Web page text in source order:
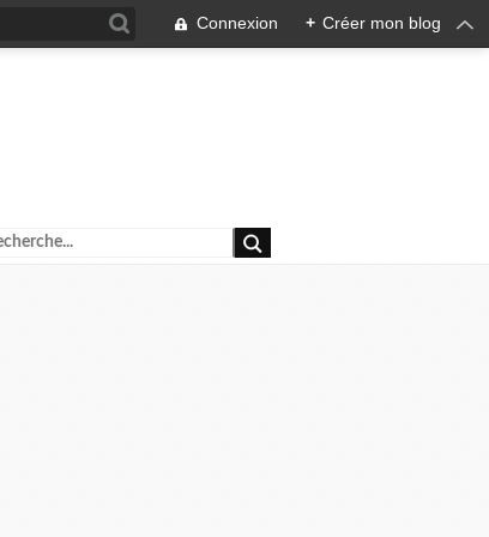
Connexion + Créer mon blog